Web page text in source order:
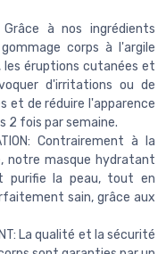
Grâce à nos ingrédients
corps à l'argile
éruptions cutanées et
d'irritations ou de
et de réduire l'apparence
2 fois par semaine.
Contrairement à la
notre masque hydratant
purifie la peau, tout en
sain, grâce aux
La qualité et la sécurité